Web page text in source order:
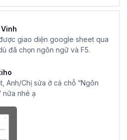
giao diện google sheet qua
đã chọn ngôn ngữ và F5.
Anh/Chị sửa ở cả chỗ “Ngôn
nữa nhé ạ